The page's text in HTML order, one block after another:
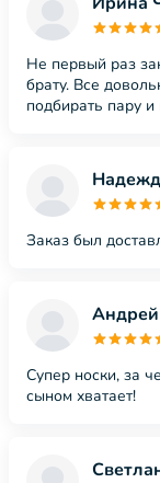
Не первый раз
брату. Все
подбирать пару
Заказ был
Андрей
Супер носки, за
сыном хватает!